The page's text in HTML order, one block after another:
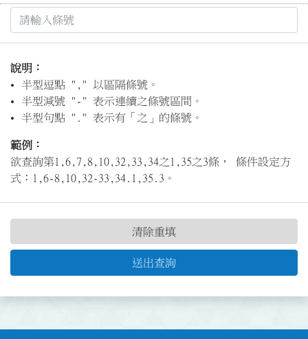
說明：
半型逗點 "," 以區隔條號。
半型減號 "-" 表示連續之條號區間。
半型句點 "." 表示有「之」的條號。
範例：
欲查詢第1,6,7,8,10,32,33,34之1,35之3條， 條件設定方
式：1,6-8,10,32-33,34.1,35.3。
送出查詢
清除重填